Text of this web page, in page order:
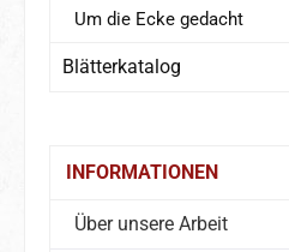
Um die Ecke gedacht
Blätterkatalog
INFORMATIONEN
Über unsere Arbeit